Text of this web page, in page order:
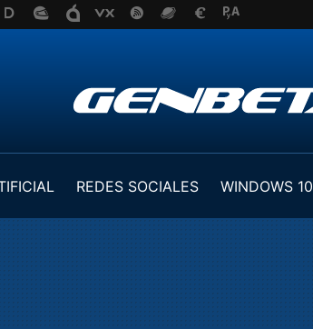
REDES SOCIALES WINDOWS 10